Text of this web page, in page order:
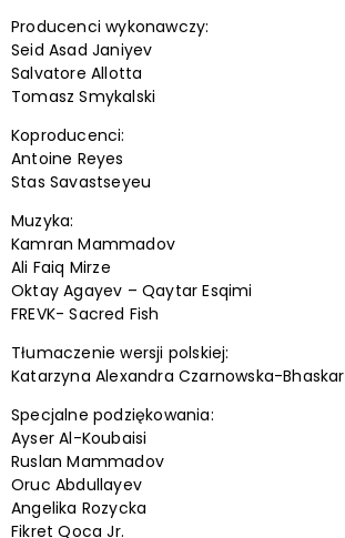
Producenci wykonawczy:
Seid Asad Janiyev
Salvatore Allotta
Tomasz Smykalski
Koproducenci:
Antoine Reyes
Stas Savastseyeu
Muzyka:
Kamran Mammadov
Ali Faiq Mirze
Oktay Agayev – Qaytar Esqimi
FREVK- Sacred Fish
Tłumaczenie wersji polskiej:
Katarzyna Alexandra Czarnowska-Bhaskar
Specjalne podziękowania:
Ayser Al-Koubaisi
Ruslan Mammadov
Oruc Abdullayev
Angelika Rozycka
Fikret Qoca Jr.